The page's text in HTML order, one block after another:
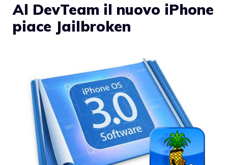
Al DevTeam il nuovo iPhone
piace Jailbroken